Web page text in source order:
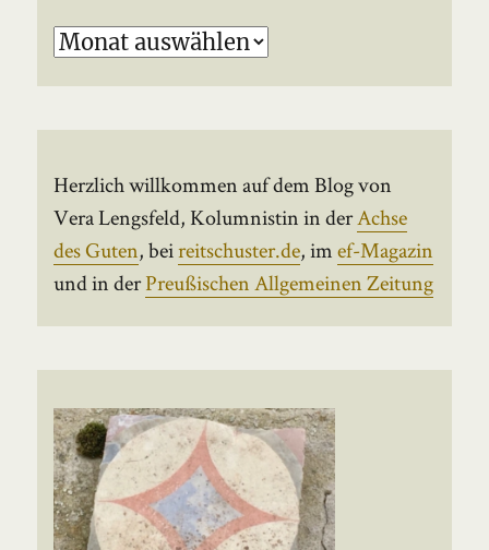
Archiv
Herzlich willkommen auf dem Blog von
Vera Lengsfeld, Kolumnistin in derAchse
des Guten, beireitschuster.de, imef-Magazin
und in derPreußischen Allgemeinen Zeitung